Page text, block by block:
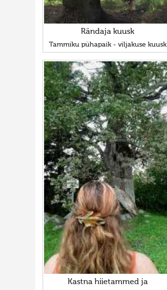
Rändaja kuusk
Tammiku pühapaik - viljakuse kuusk
Kastna hiietammed ja